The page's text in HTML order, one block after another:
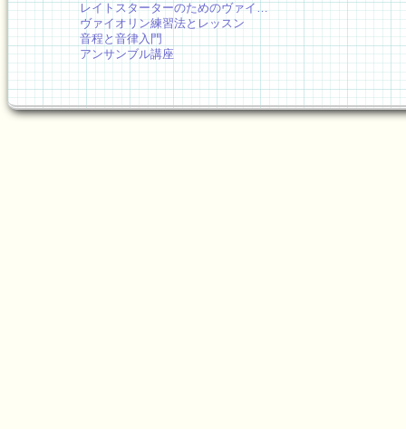
レイトスターターのためのヴァイ…
ヴァイオリン練習法とレッスン
音程と音律入門
アンサンブル講座